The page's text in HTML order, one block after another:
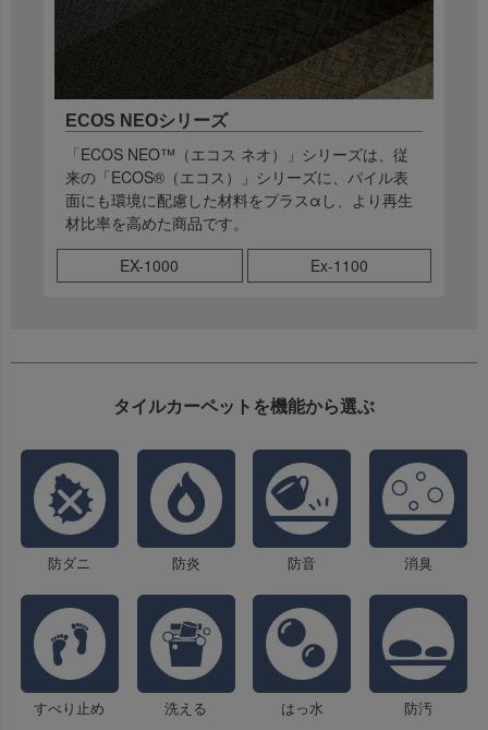
ECOS NEOシリーズ
「ECOS NEO™（エコス ネオ）」シリーズは、従
来の「ECOS®（エコス）」シリーズに、パイル表
面にも環境に配慮した材料をプラスαし、より再生
材比率を高めた商品です。
EX-1000
Ex-1100
タイルカーペットを機能から選ぶ
防ダニ 防炎 防音 消臭
すべり止め 洗える はっ水 防汚